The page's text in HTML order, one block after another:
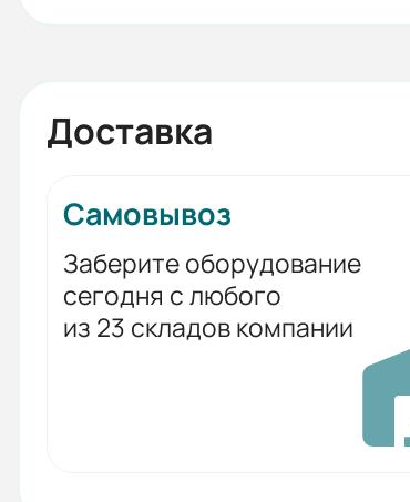
Доставка
Самовывоз
Заберите оборудование
сегодня с любого
из 23 складов компании